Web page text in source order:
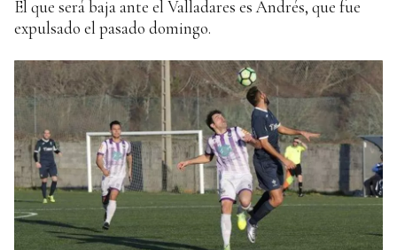
El que será baja ante el Valladares es Andrés, que fue
expulsado el pasado domingo.